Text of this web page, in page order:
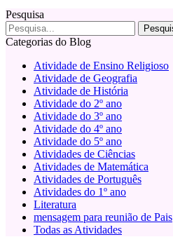
Pesquisa
Categorias do Blog
Atividade de Ensino Religioso
Atividade de Geografia
Atividade de História
Atividade do 2º ano
Atividade do 3º ano
Atividade do 4º ano
Atividade do 5º ano
Atividades de Ciências
Atividades de Matemática
Atividades de Português
Atividades do 1º ano
Literatura
mensagem para reunião de Pais
Todas as Atividades